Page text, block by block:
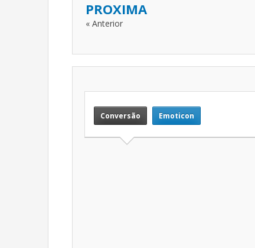
PROXIMA
« Anterior
Conversão Emoticon